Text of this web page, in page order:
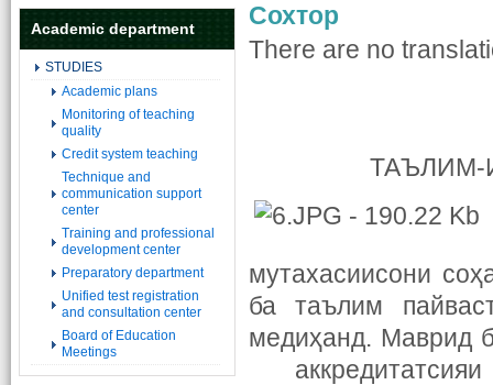
Academic department
STUDIES
Academic plans
Monitoring of teaching
quality
Credit system teaching
Technique and
communication support
center
Training and professional
development center
Preparatory department
Unified test registration
and consultation center
Board of Education
Meetings
Сохтор
There are no
мутахасиисони
ба таълим
медиҳанд. Маврид